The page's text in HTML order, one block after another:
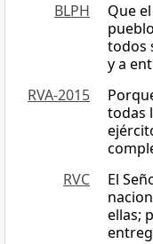
BLPH
Que
todos
y a
RVA-2015
todas
RVC
El
ellas;